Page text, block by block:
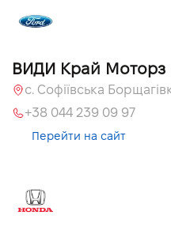
ВИДИ Край Моторз
+38 044 239 09 97
Перейти на сайт